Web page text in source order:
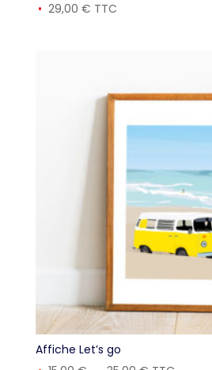
29,00 € TTC
Affiche Let’s go